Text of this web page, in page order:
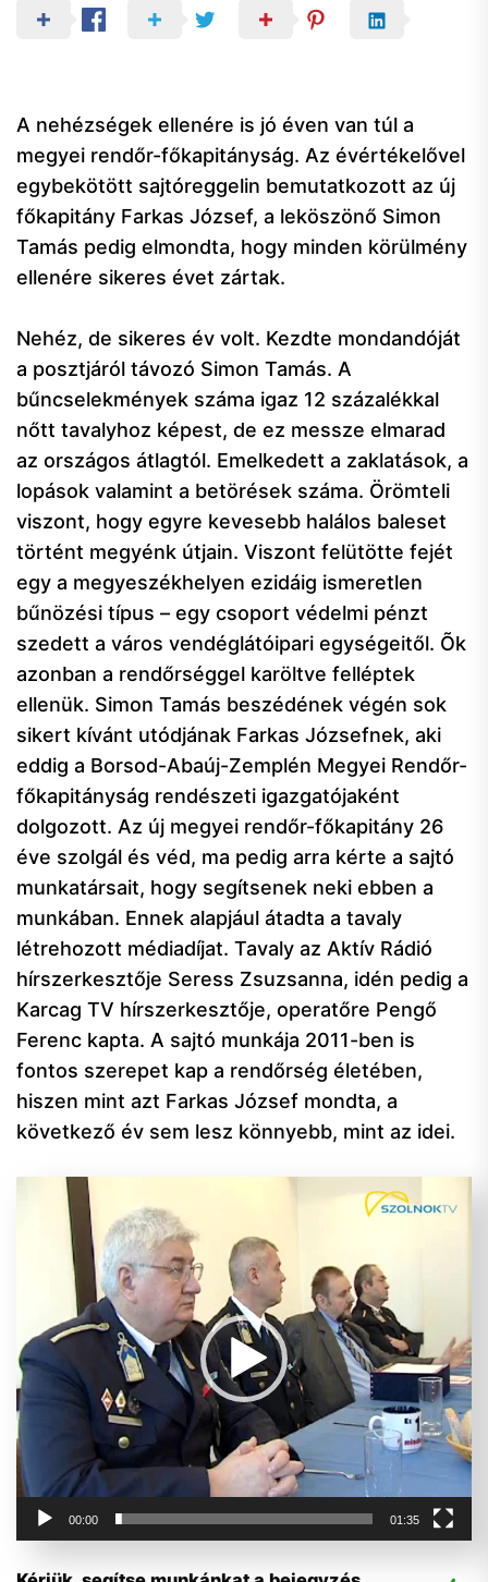
A nehézségek ellenére is jó éven van túl a
megyei rendőr-főkapitányság. Az évértékelővel
egybekötött sajtóreggelin bemutatkozott az új
főkapitány Farkas József, a leköszönő Simon
Tamás pedig elmondta, hogy minden körülmény
ellenére sikeres évet zártak.
Nehéz, de sikeres év volt. Kezdte mondandóját
a posztjáról távozó Simon Tamás. A
bűncselekmények száma igaz 12 százalékkal
nőtt tavalyhoz képest, de ez messze elmarad
az országos átlagtól. Emelkedett a zaklatások, a
lopások valamint a betörések száma. Örömteli
viszont, hogy egyre kevesebb halálos baleset
történt megyénk útjain. Viszont felütötte fejét
egy a megyeszékhelyen ezidáig ismeretlen
bűnözési típus – egy csoport védelmi pénzt
szedett a város vendéglátóipari egységeitől. Õk
azonban a rendőrséggel karöltve felléptek
ellenük. Simon Tamás beszédének végén sok
sikert kívánt utódjának Farkas Józsefnek, aki
eddig a Borsod-Abaúj-Zemplén Megyei Rendőr-
főkapitányság rendészeti igazgatójaként
dolgozott. Az új megyei rendőr-főkapitány 26
éve szolgál és véd, ma pedig arra kérte a sajtó
munkatársait, hogy segítsenek neki ebben a
munkában. Ennek alapjául átadta a tavaly
létrehozott médiadíjat. Tavaly az Aktív Rádió
hírszerkesztője Seress Zsuzsanna, idén pedig a
Karcag TV hírszerkesztője, operatőre Pengő
Ferenc kapta. A sajtó munkája 2011-ben is
fontos szerepet kap a rendőrség életében,
hiszen mint azt Farkas József mondta, a
következő év sem lesz könnyebb, mint az idei.
Videólejátszó
00:00 01:35